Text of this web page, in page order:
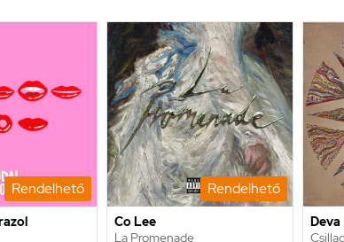
Rendelhető Rendelhető
Co Lee
La Promenade
Deva